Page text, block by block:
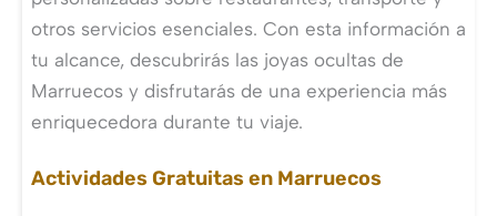
otros servicios esenciales. Con esta información a
tu alcance, descubrirás las joyas ocultas de
Marruecos y disfrutarás de una experiencia más
enriquecedora durante tu viaje.
Actividades Gratuitas en Marruecos